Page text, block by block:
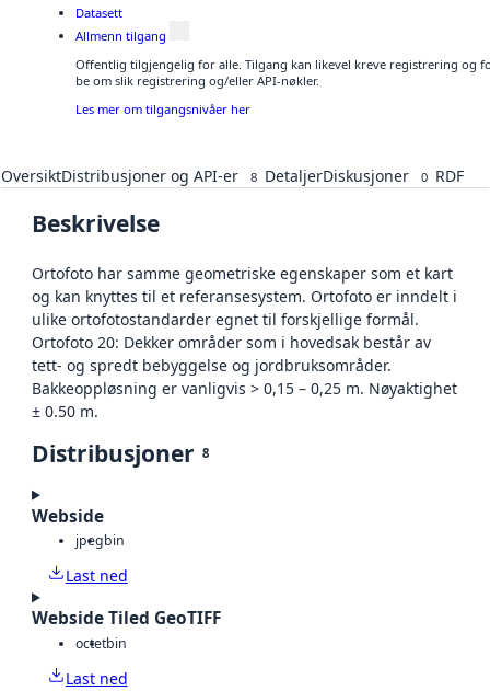
Datasett
Allmenn tilgang
Offentlig tilgjengelig for alle. Tilgang kan likevel kreve registrering og
be om slik registrering og/eller API-nøkler.
Les mer om tilgangsnivåer her
OversiktDistribusjoner og API-er 8 DetaljerDiskusjoner 0 RDF
Beskrivelse
Ortofoto har samme geometriske egenskaper som et kart
og kan knyttes til et referansesystem. Ortofoto er inndelt i
ulike ortofotostandarder egnet til forskjellige formål.
Ortofoto 20: Dekker områder som i hovedsak består av
tett- og spredt bebyggelse og jordbruksområder.
Bakkeoppløsning er vanligvis > 0,15 – 0,25 m. Nøyaktighet
± 0.50 m.
Distribusjoner 8
Webside
jpegbin
Last ned
Webside Tiled GeoTIFF
octetbin
Last ned